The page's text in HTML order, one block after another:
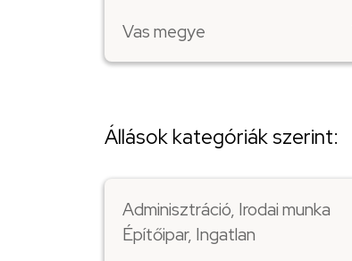
Vas megye
Állások kategóriák szerint:
Adminisztráció, Irodai munka
Építőipar, Ingatlan